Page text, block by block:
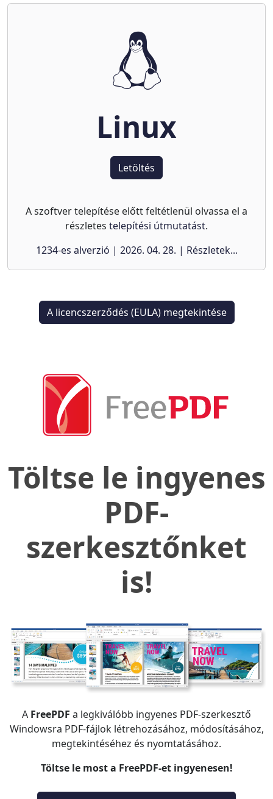
Linux
Letöltés
A szoftver telepítése előtt feltétlenül olvassa el a
részletes telepítési útmutatást.
1234-es alverzió | 2026. 04. 28. | Részletek...
A licencszerződés (EULA) megtekintése
Töltse le ingyenes
PDF-
szerkesztőnket
is!
A FreePDF a legkiválóbb ingyenes PDF-szerkesztő
Windowsra PDF-fájlok létrehozásához, módosításához,
megtekintéséhez és nyomtatásához.
Töltse le most a FreePDF-et ingyenesen!